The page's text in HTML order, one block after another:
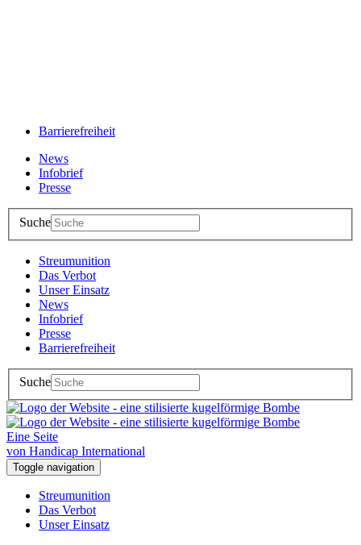
Barrierefreiheit
News
Infobrief
Presse
Suche
Streumunition
Das Verbot
Unser Einsatz
News
Infobrief
Presse
Barrierefreiheit
Suche
Eine Seite
von Handicap International
Toggle navigation
Streumunition
Das Verbot
Unser Einsatz